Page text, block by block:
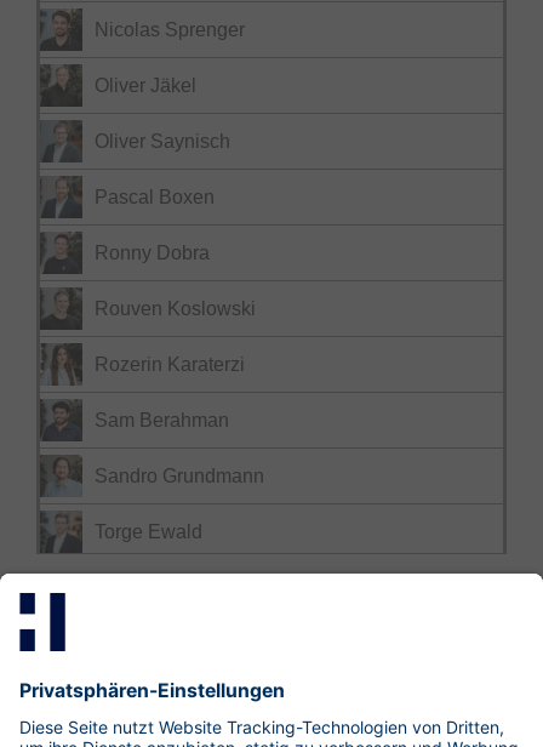
Nicolas Sprenger
Oliver Jäkel
Oliver Saynisch
Pascal Boxen
Ronny Dobra
Rouven Koslowski
Rozerin Karaterzi
Sam Berahman
Sandro Grundmann
Torge Ewald